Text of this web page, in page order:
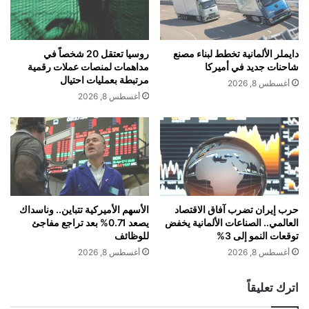
encounter sparked a conversation that
would change the course of their lives.
Bonding over their shared values and
aspirations, they soon realized the
untapped potential of combining their
expertise to create something
revolutionary.
With DATAI, Amira and Aasish aim to
democratize access to advanced AI-
businesses of all sizes to thrive in the
ب
ح
ث
ج
و
"
م
ع
إ
ط
ل
ا
ق
م
ج
ع
د
ي
د
م
ج
م
ة
"
B
y
s
h
a
m
s
"
دايملر الألمانية تخطط لبناء مصنع
شاحنات جديد في أميركا
أغسطس 8, 2026
روسيا تعتقل 20 شخصاً في
مداهمات لمنصات عملات رقمية
مرتبطة بعمليات احتيال
أغسطس 8, 2026
حرب إيران تضرب آفاق الاقتصاد
العالمي.. الصناعات الألمانية يخفض
توقعات النمو إلى 3%
أغسطس 8, 2026
الأسهم الأميركية تتباين.. وناسداك
يصعد 0.71% بعد تراجع مفاجئ
للوظائف
أغسطس 8, 2026
اترك تعليقاً